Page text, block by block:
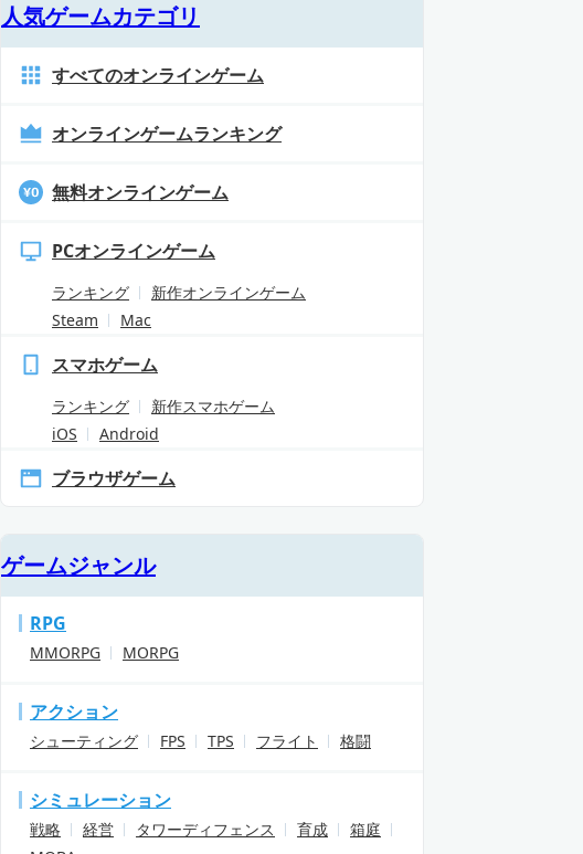
人気ゲームカテゴリ
すべてのオンラインゲーム
オンラインゲームランキング
無料オンラインゲーム
PCオンラインゲーム
ランキング
新作オンラインゲーム
Steam
Mac
スマホゲーム
ランキング
新作スマホゲーム
iOS
Android
ブラウザゲーム
ゲームジャンル
RPG
MMORPG MORPG
アクション
シューティング FPS TPS フライト 格闘
シミュレーション
戦略 経営 タワーディフェンス 育成
箱庭